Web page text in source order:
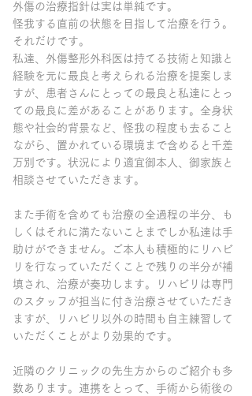
外傷の治療指針は実は単純です。
怪我する直前の状態を目指して治療を行う。
それだけです。
私達、外傷整形外科医は持てる技術と知識と
経験を元に最良と考えられる治療を提案しま
すが、患者さんにとっての最良と私達にとっ
ての最良に差があることがあります。全身状
態や社会的背景など、怪我の程度も去ること
ながら、置かれている環境まで含めると千差
万別です。状況により適宜御本人、御家族と
相談させていただきます。
また手術を含めても治療の全過程の半分、も
しくはそれに満たないことまでしか私達は手
助けができません。ご本人も積極的にリハビ
リを行なっていただくことで残りの半分が補
填され、治療が奏功します。リハビリは専門
のスタッフが担当に付き治療させていただき
ますが、リハビリ以外の時間も自主練習して
いただくことがより効果的です。
近隣のクリニックの先生方からのご紹介も多
数あります。連携をとって、手術から術後の